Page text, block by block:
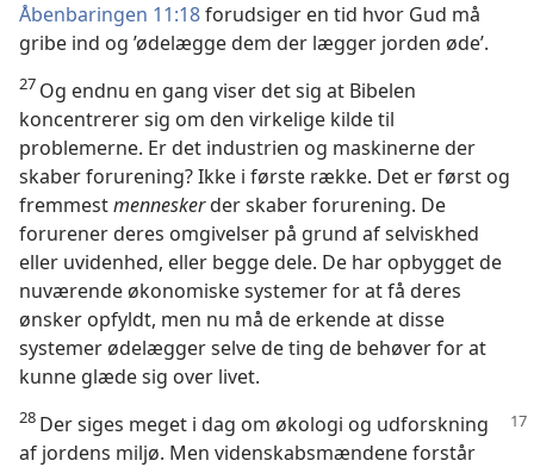
Åbenbaringen 11:18forudsiger en tid hvor Gud må
gribe ind og ’ødelægge dem der lægger jorden øde’.
27 Og endnu en gang viser det sig at Bibelen
koncentrerer sig om den virkelige kilde til
problemerne. Er det industrien og maskinerne der
skaber forurening? Ikke i første række. Det er først og
fremmestmenneskerder skaber forurening. De
forurener deres omgivelser på grund af selviskhed
eller uvidenhed, eller begge dele. De har opbygget de
nuværende økonomiske systemer for at få deres
ønsker opfyldt, men nu må de erkende at disse
systemer ødelægger selve de ting de behøver for at
kunne glæde sig over livet.
28 Der siges meget i dag om økologi og udforskning
af jordens miljø. Men videnskabsmændene forstår